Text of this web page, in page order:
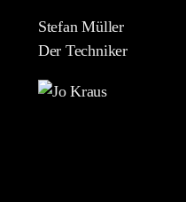
Stefan Müller
Der Techniker